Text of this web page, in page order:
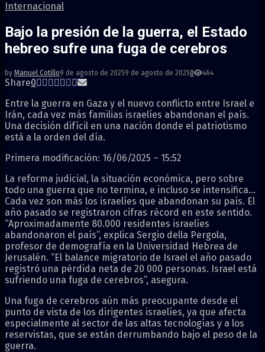
Internacional
Bajo la presión de la guerra, el Estado
hebreo sufre una fuga de cerebros
by Manuel Cotillo9 de agosto de 20259 de agosto de 20250 464
Share0
Entre la guerra en Gaza y el nuevo conflicto entre Israel e
Irán, cada vez más familias israelíes abandonan el país.
Una decisión difícil en una nación donde el patriotismo
está a la orden del día.
Primera modificación: 16/06/2025 – 15:52
La reforma judicial, la situación económica, pero sobre
todo una guerra que no termina, e incluso se intensifica…
Cada vez son más los israelíes que abandonan su país. El
año pasado se registraron cifras récord en este sentido.
“Aproximadamente 80.000 residentes israelíes
abandonaron el país”, explica Sergio della Pergola,
profesor de demografía en la Universidad Hebrea de
Jerusalén. “El balance migratorio de Israel el año pasado
registró una pérdida neta de 20 000 personas. Israel está
sufriendo una fuga de cerebros”, asegura.
Una fuga de cerebros aún más preocupante desde el
punto de vista de los dirigentes israelíes, ya que afecta
especialmente al sector de las altas tecnologías y a los
reservistas, que se están derrumbando bajo el peso de la
guerra.